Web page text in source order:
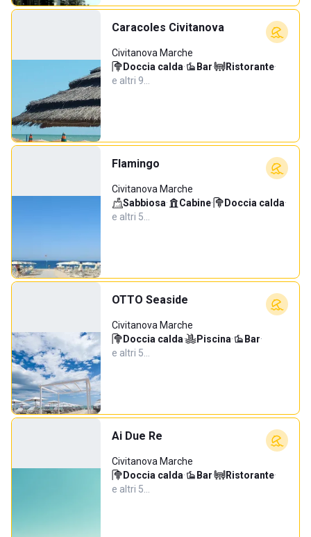
Caracoles Civitanova
Civitanova Marche
Doccia calda· Bar· Ristorante·
e altri 9…
Flamingo
Civitanova Marche
Sabbiosa· Cabine· Doccia calda·
e altri 5…
OTTO Seaside
Civitanova Marche
Doccia calda· Piscina· Bar·
e altri 5…
Ai Due Re
Civitanova Marche
Doccia calda· Bar· Ristorante·
e altri 5…